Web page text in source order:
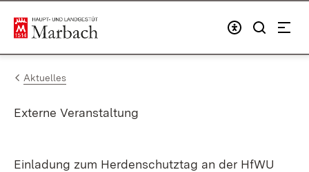
Zum Inhalt springen
Link zur Startseite
Aktuelles
Externe Veranstaltung
Einladung zum Herdenschutztag an der HfWU